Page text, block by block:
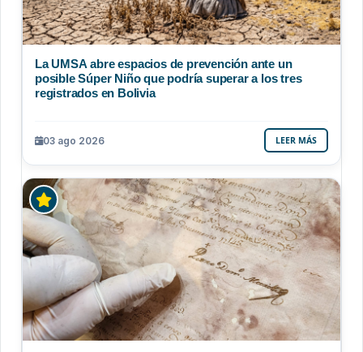
La UMSA abre espacios de prevención ante un
posible Súper Niño que podría superar a los tres
registrados en Bolivia
03 ago 2026 LEER MÁS